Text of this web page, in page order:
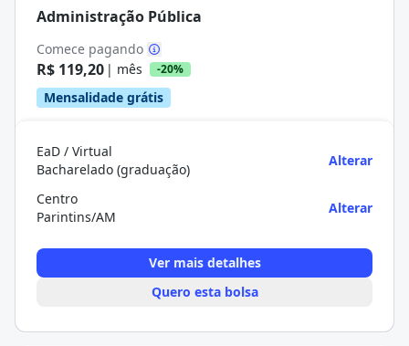
Administração Pública
Comece pagando
R$ 119,20 | mês -20%
Mensalidade grátis
EaD / Virtual
Bacharelado (graduação)
Alterar
Centro
Parintins/AM
Alterar
Ver mais detalhes
Quero esta bolsa